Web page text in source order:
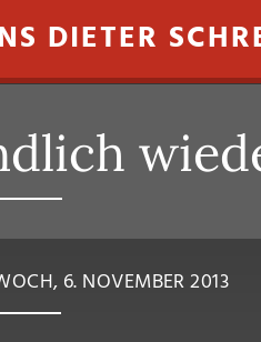
DIETER
6. NOVEMBER 2013